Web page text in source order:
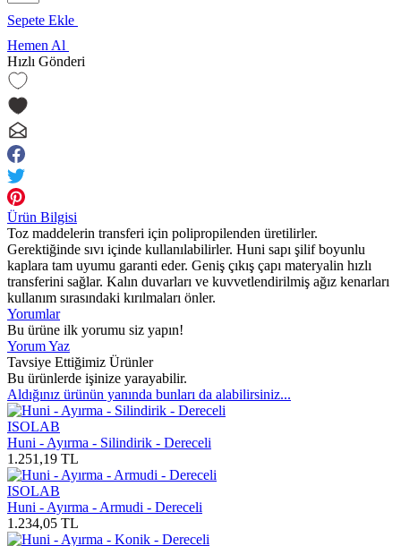
Sepete Ekle
Hemen Al
Hızlı Gönderi
Ürün Bilgisi
Toz maddelerin transferi için polipropilenden üretilirler.
Gerektiğinde sıvı içinde kullanılabilirler. Huni sapı şilif boyunlu
kaplara tam uyumu garanti eder. Geniş çıkış çapı materyalin hızlı
transferini sağlar. Kalın duvarları ve kuvvetlendirilmiş ağız kenarları
kullanım sırasındaki kırılmaları önler.
Yorumlar
Bu ürüne ilk yorumu siz yapın!
Yorum Yaz
Tavsiye Ettiğimiz Ürünler
Bu ürünlerde işinize yarayabilir.
Aldığınız ürünün yanında bunları da alabilirsiniz...
ISOLAB
Huni - Ayırma - Silindirik - Dereceli
1.251,19 TL
ISOLAB
Huni - Ayırma - Armudi - Dereceli
1.234,05 TL